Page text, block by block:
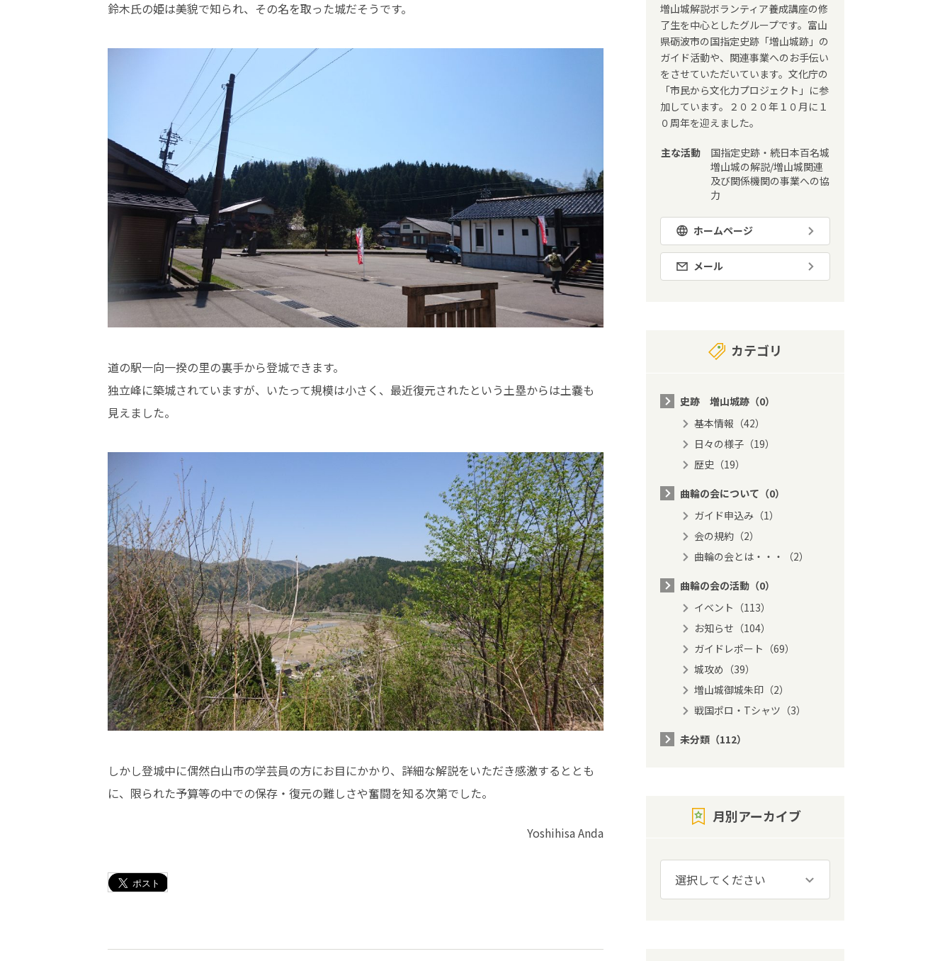
鈴木氏の姫は美貌で知られ、その名を取った城だそうです。
道の駅一向一揆の里の裏手から登城できます。
独立峰に築城されていますが、いたって規模は小さく、最近復元されたという土塁からは土嚢も
見えました。
しかし登城中に偶然白山市の学芸員の方にお目にかかり、詳細な解説をいただき感激するととも
に、限られた予算等の中での保存・復元の難しさや奮闘を知る次第でした。
Yoshihisa Anda
増山城解説ボランティア養成講座の修
了生を中心としたグループです。富山
県砺波市の国指定史跡「増山城跡」の
ガイド活動や、関連事業へのお手伝い
をさせていただいています。文化庁の
「市民から文化力プロジェクト」に参
加しています。２０２０年１０月に１
０周年を迎えました。
主な活動
国指定史跡・続日本百名城
増山城の解説/増山城関連
及び関係機関の事業への協
力
ホームページ
メール
カテゴリ
史跡 増山城跡（0）
基本情報（42）
日々の様子（19）
歴史（19）
曲輪の会について（0）
ガイド申込み（1）
会の規約（2）
曲輪の会とは・・・（2）
曲輪の会の活動（0）
イベント（113）
お知らせ（104）
ガイドレポート（69）
城攻め（39）
増山城御城朱印（2）
戦国ポロ・Tシャツ（3）
未分類（112）
月別アーカイブ